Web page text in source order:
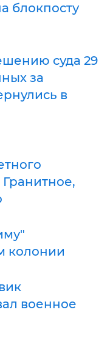
блокпосту
суда 29
за
в
колонии
военное